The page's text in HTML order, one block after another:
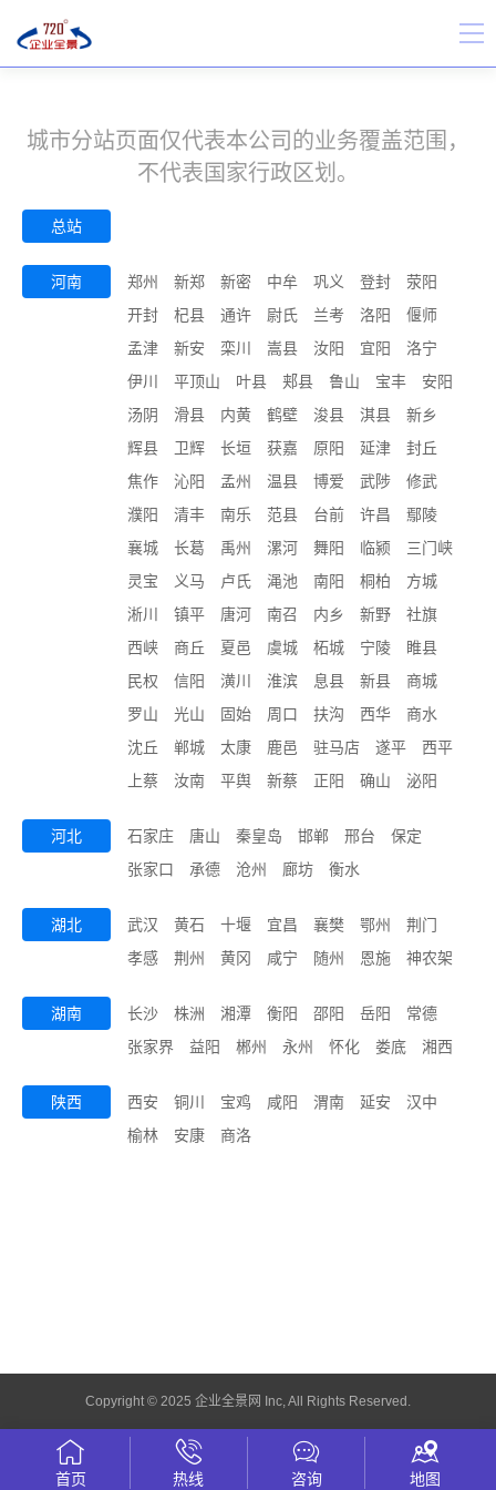
城市分站页面仅代表本公司的业务覆盖范围，
不代表国家行政区划。
总站
河南 郑州 新郑 新密 中牟 巩义 登封
荥阳
开封
杞县 通许 尉氏 兰考 洛阳
偃师
孟津
新安 栾川 嵩县 汝阳 宜阳
洛宁
伊川
平顶山 叶县 郏县 鲁山 宝丰
安阳
汤阴
滑县 内黄 鹤壁 浚县 淇县
新乡
辉县
卫辉 长垣 获嘉 原阳 延津
封丘
焦作
沁阳 孟州 温县 博爱 武陟
修武
濮阳
清丰 南乐 范县 台前 许昌
鄢陵
襄城
长葛 禹州 漯河 舞阳 临颍
三门峡
灵宝
义马 卢氏 渑池 南阳 桐柏
方城
淅川
镇平 唐河 南召 内乡 新野
社旗
西峡
商丘 夏邑 虞城 柘城 宁陵
睢县
民权
信阳 潢川 淮滨 息县 新县
商城
罗山
光山 固始 周口 扶沟 西华
商水
沈丘
郸城 太康 鹿邑 驻马店 遂平
西平
上蔡
汝南 平舆 新蔡 正阳 确山 泌阳
河北 石家庄 唐山 秦皇岛 邯郸 邢台
保定
张家口
承德 沧州 廊坊 衡水
湖北 武汉 黄石 十堰 宜昌 襄樊 鄂州
荆门
孝感
荆州 黄冈 咸宁 随州 恩施 神农架
湖南 长沙 株洲 湘潭 衡阳 邵阳 岳阳
常德
张家界
益阳 郴州 永州 怀化 娄底 湘西
陕西 西安 铜川 宝鸡 咸阳 渭南 延安
汉中
榆林
安康 商洛
首页 热线 咨询 地图
Copyright © 2025 企业全景网 Inc, All Rights Reserved.